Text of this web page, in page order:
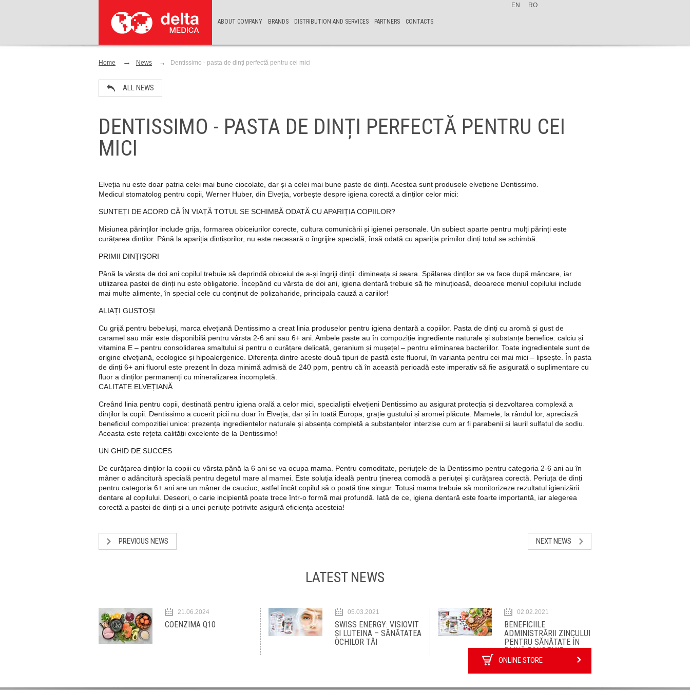
ABOUT COMPANY BRANDS DISTRIBUTION AND SERVICES PARTNERS CONTACTS
EN RO
Home News Dentissimo - pasta de dinți perfectă pentru cei mici
ALL NEWS
DENTISSIMO - PASTA DE DINȚI PERFECTĂ PENTRU CEI
MICI
Elveția nu este doar patria celei mai bune ciocolate, dar și a celei mai bune paste de dinți. Acestea sunt produsele elvețiene Dentissimo.
Medicul stomatolog pentru copii, Werner Huber, din Elveția, vorbește despre igiena corectă a dinților celor mici:
SUNTEȚI DE ACORD CĂ ÎN VIAȚĂ TOTUL SE SCHIMBĂ ODATĂ CU APARIȚIA COPIILOR?
Misiunea părinților include grija, formarea obiceiurilor corecte, cultura comunicării și igienei personale. Un subiect aparte pentru mulți părinți este
curățarea dinților. Până la apariția dințișorilor, nu este necesară o îngrijire specială, însă odată cu apariția primilor dinți totul se schimbă.
PRIMII DINȚIȘORI
Până la vârsta de doi ani copilul trebuie să deprindă obiceiul de a-și îngriji dinții: dimineața și seara. Spălarea dinților se va face după mâncare, iar
utilizarea pastei de dinți nu este obligatorie. Începând cu vârsta de doi ani, igiena dentară trebuie să fie minuțioasă, deoarece meniul copilului include
mai multe alimente, în special cele cu conținut de polizaharide, principala cauză a cariilor!
ALIAȚI GUSTOȘI
Cu grijă pentru bebeluși, marca elvețiană Dentissimo a creat linia produselor pentru igiena dentară a copiilor. Pasta de dinți cu aromă și gust de
caramel sau măr este disponibilă pentru vârsta 2-6 ani sau 6+ ani. Ambele paste au în compoziție ingrediente naturale și substanțe benefice: calciu și
vitamina E – pentru consolidarea smalțului și pentru o curățare delicată, geranium și mușețel – pentru eliminarea bacteriilor. Toate ingredientele sunt de
origine elvețiană, ecologice și hipoalergenice. Diferența dintre aceste două tipuri de pastă este fluorul, în varianta pentru cei mai mici – lipsește. În pasta
de dinți 6+ ani fluorul este prezent în doza minimă admisă de 240 ppm, pentru că în această perioadă este imperativ să fie asigurată o suplimentare cu
fluor a dinților permanenți cu mineralizarea incompletă.
CALITATE ELVEȚIANĂ
Creând linia pentru copii, destinată pentru igiena orală a celor mici, specialiștii elvețieni Dentissimo au asigurat protecția și dezvoltarea complexă a
dinților la copii. Dentissimo a cucerit picii nu doar în Elveția, dar și în toată Europa, grație gustului și aromei plăcute. Mamele, la rândul lor, apreciază
beneficiul compoziției unice: prezența ingredientelor naturale și absența completă a substanțelor interzise cum ar fi parabenii și lauril sulfatul de sodiu.
Aceasta este rețeta calității excelente de la Dentissimo!
UN GHID DE SUCCES
De curățarea dinților la copiii cu vârsta până la 6 ani se va ocupa mama. Pentru comoditate, periuțele de la Dentissimo pentru categoria 2-6 ani au în
mâner o adâncitură specială pentru degetul mare al mamei. Este soluția ideală pentru ținerea comodă a periuței și curățarea corectă. Periuța de dinți
pentru categoria 6+ ani are un mâner de cauciuc, astfel încât copilul să o poată ține singur. Totuși mama trebuie să monitorizeze rezultatul igienizării
dentare al copilului. Deseori, o carie incipientă poate trece într-o formă mai profundă. Iată de ce, igiena dentară este foarte importantă, iar alegerea
corectă a pastei de dinți și a unei periuțe potrivite asigură eficiența acesteia!
PREVIOUS NEWS NEXT NEWS
LATEST NEWS
21.06.2024
COENZIMA Q10
05.03.2021
SWISS ENERGY: VISIOVIT
ȘI LUTEINA – SĂNĂTATEA
OCHILOR TĂI
02.02.2021
BENEFICIILE
ADMINISTRĂRII ZINCULUI
PENTRU SĂNĂTATE ÎN
PLINĂ PANDEMIE
ONLINE STORE